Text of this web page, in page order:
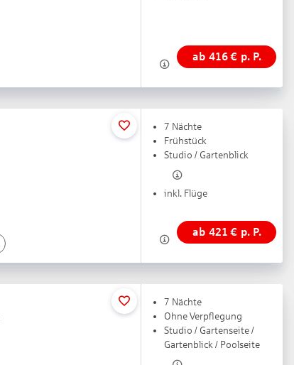
ab 416€ p. P.
7 Nächte
Frühstück
Studio / Gartenblick
inkl. Flüge
ab 421 € p. P.
7 Nächte
Ohne Verpflegung
Studio / Gartenseite /
Gartenblick / Poolseite